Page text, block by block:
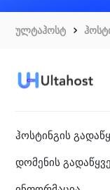
ულტაჰოსტ
ჰოსტინგის
დომენის